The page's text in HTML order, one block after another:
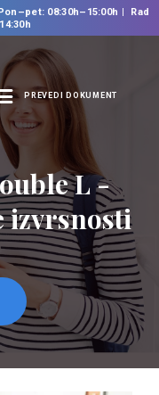
08:30h–15:00h
Rad
PREVEDI DOKUMENT
L -
izvrsnosti